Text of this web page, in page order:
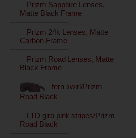
Prizm Sapphire Lenses,
Matte Black Frame
Prizm 24k Lenses, Matte
Carbon Frame
Prizm Road Lenses, Matte
Black Frame
fern swirl/Prizm
Road Black
LTD giro pink stripes/Prizm
Road Black